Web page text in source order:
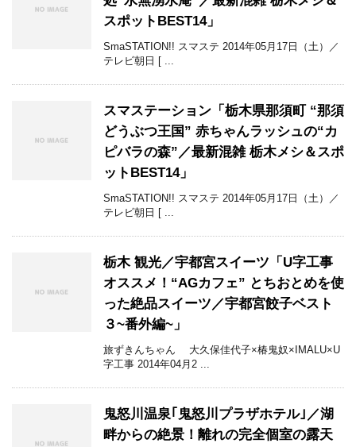
スポットBEST14」
SmaSTATION!! スマステ 2014年05月17日（土）／
テレビ朝日 [ ...
スマステーション「栃木県那須町 “那須
どうぶつ王国” 赤ちゃんラッシュの“カ
ピバラの森”／最新混雑 栃木メシ＆スポ
ットBEST14」
SmaSTATION!! スマステ 2014年05月17日（土）／
テレビ朝日 [ ...
栃木 観光／宇都宮スイーツ「U字工事
オススメ！“AGカフェ” とちおとめを使
った絶品スイーツ／宇都宮餃子ベスト
３~番外編~」
旅ずきんちゃん 大久保佳代子×椿鬼奴×IMALU×U
字工事 2014年04月2 ...
鬼怒川温泉｢鬼怒川プラザホテル｣／湖
畔からの絶景！離れの完全個室の露天